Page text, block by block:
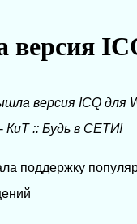
версия ICQ для
-КиТ::Будь в СЕТИ!
поддержку